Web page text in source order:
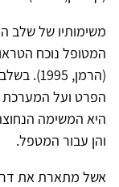
משימותיו של שלב
המטופל נוכח
(הרמן,
הפרט ועל
היא המשימה
והן עבור המטפל.
אשל מתארת את דרך